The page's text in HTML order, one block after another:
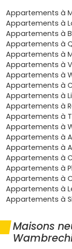
La proximité de
tendance de
vite, surtout les
balades au bord
et centre animé
valeur
Le neuf respecte
performante,
recherchées
extérieurs. Tu
et de garanties
promoteurs
choix varié de
Quels types
Lesstudios et T2
bien placés près
accessibles.
LesT3 et T4sont
Appartements à
Appartements à
Appartements à
Appartements à
Appartements à
Appartements à
Appartements à
Appartements à
Appartements à
Appartements à
Appartements à
Appartements à
Appartements à
Appartements à
Appartements à
Appartements à
Appartements à
Appartements à
Appartements à
Maisons